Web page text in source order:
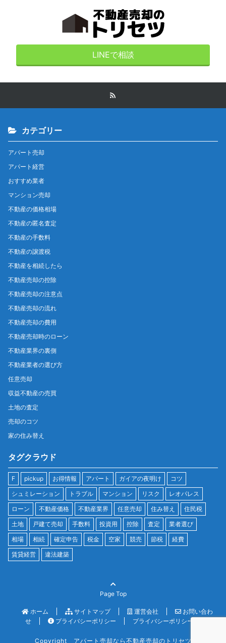
LINEで相談
カテゴリー
アパート売却
アパート経営
おすすめ業者
マンション売却
不動産の価格相場
不動産の匿名査定
不動産の手数料
不動産の譲渡税
不動産を相続したら
不動産売却の控除
不動産売却の注意点
不動産売却の流れ
不動産売却の費用
不動産売却時のローン
不動産業界の裏側
不動産業者の選び方
任意売却
収益不動産の売買
土地の査定
売却のコツ
家の住み替え
タグクラウド
F pickup お得情報 アパート ガイアの夜明け
コツ
シュミレーション
トラブル マンション リスク
レオパレス
ローン
不動産価格 不動産業界 任意売却 住み替え
住民税
土地
戸建て売却 手数料 投資用 控除 査定
業者選び
相場
相続 確定申告 税金 空家 競売 節税
経費
賃貸経営
違法建築
Page Top
ホーム サイトマップ 運営会社
お問い合わ
せ
プライバシーポリシー プライバシーポリシー
Copyright アパート売却なら不動産売却のトリセツ